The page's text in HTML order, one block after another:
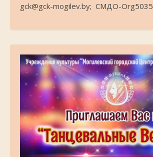
gck@gck-mogilev.by; СМДО-Org5035